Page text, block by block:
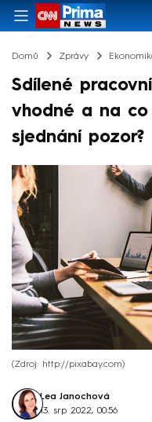
Domů Zprávy
Sdílené
vhodné a na
sjednání pozor?
Zdroj: http://pixabay.com
Lea Janochová
13. srp 2022, 00:56